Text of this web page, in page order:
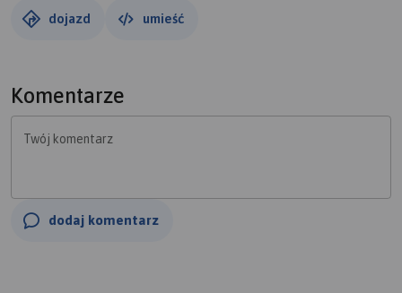
dojazd umieść
Komentarze
Twój komentarz
dodaj komentarz